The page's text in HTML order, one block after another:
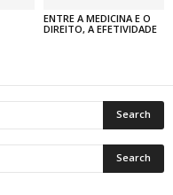
ENTRE A MEDICINA E O
DIREITO, A EFETIVIDADE